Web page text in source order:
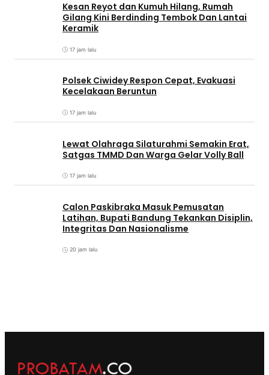
Kesan Reyot dan Kumuh Hilang, Rumah
Gilang Kini Berdinding Tembok Dan Lantai
Keramik
17 jam lalu
Polsek Ciwidey Respon Cepat, Evakuasi
Kecelakaan Beruntun
17 jam lalu
Lewat Olahraga Silaturahmi Semakin Erat,
Satgas TMMD Dan Warga Gelar Volly Ball
17 jam lalu
Calon Paskibraka Masuk Pemusatan
Latihan, Bupati Bandung Tekankan Disiplin,
Integritas Dan Nasionalisme
20 jam lalu